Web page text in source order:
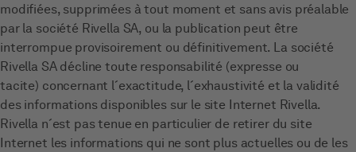
modifiées, supprimées à tout moment et sans avis préalable
par la société Rivella SA, ou la publication peut être
interrompue provisoirement ou définitivement. La société
Rivella SA décline toute responsabilité (expresse ou
tacite) concernant l´exactitude, l´exhaustivité et la validité
des informations disponibles sur le site Internet Rivella.
Rivella n´est pas tenue en particulier de retirer du site
Internet les informations qui ne sont plus actuelles ou de les